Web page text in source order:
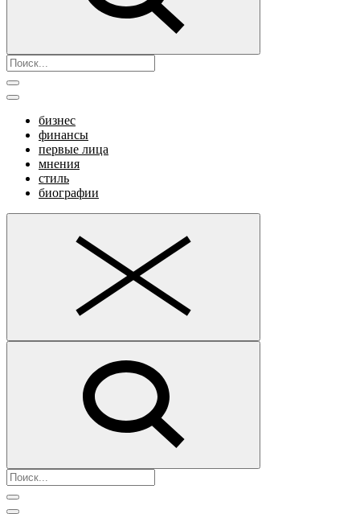
бизнес
финансы
первые лица
мнения
стиль
биографии